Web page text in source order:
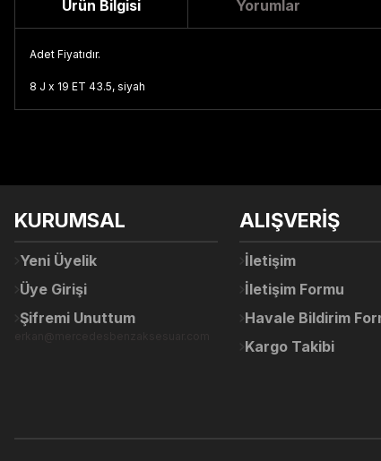
Ürün Bilgisi Yorumlar
Adet Fiyatıdır.
8 J x 19 ET 43.5, siyah
Ürün açıklamasında eksik bilgiler bulunuyor.
Bu ürüne benzer farklı alternatifler olmalı.
KURUMSAL
Yeni Üyelik
Üye Girişi
Şifremi Unuttum
ALIŞVERİŞ
İletişim
İletişim Formu
Havale Bildirim
Kargo Takibi